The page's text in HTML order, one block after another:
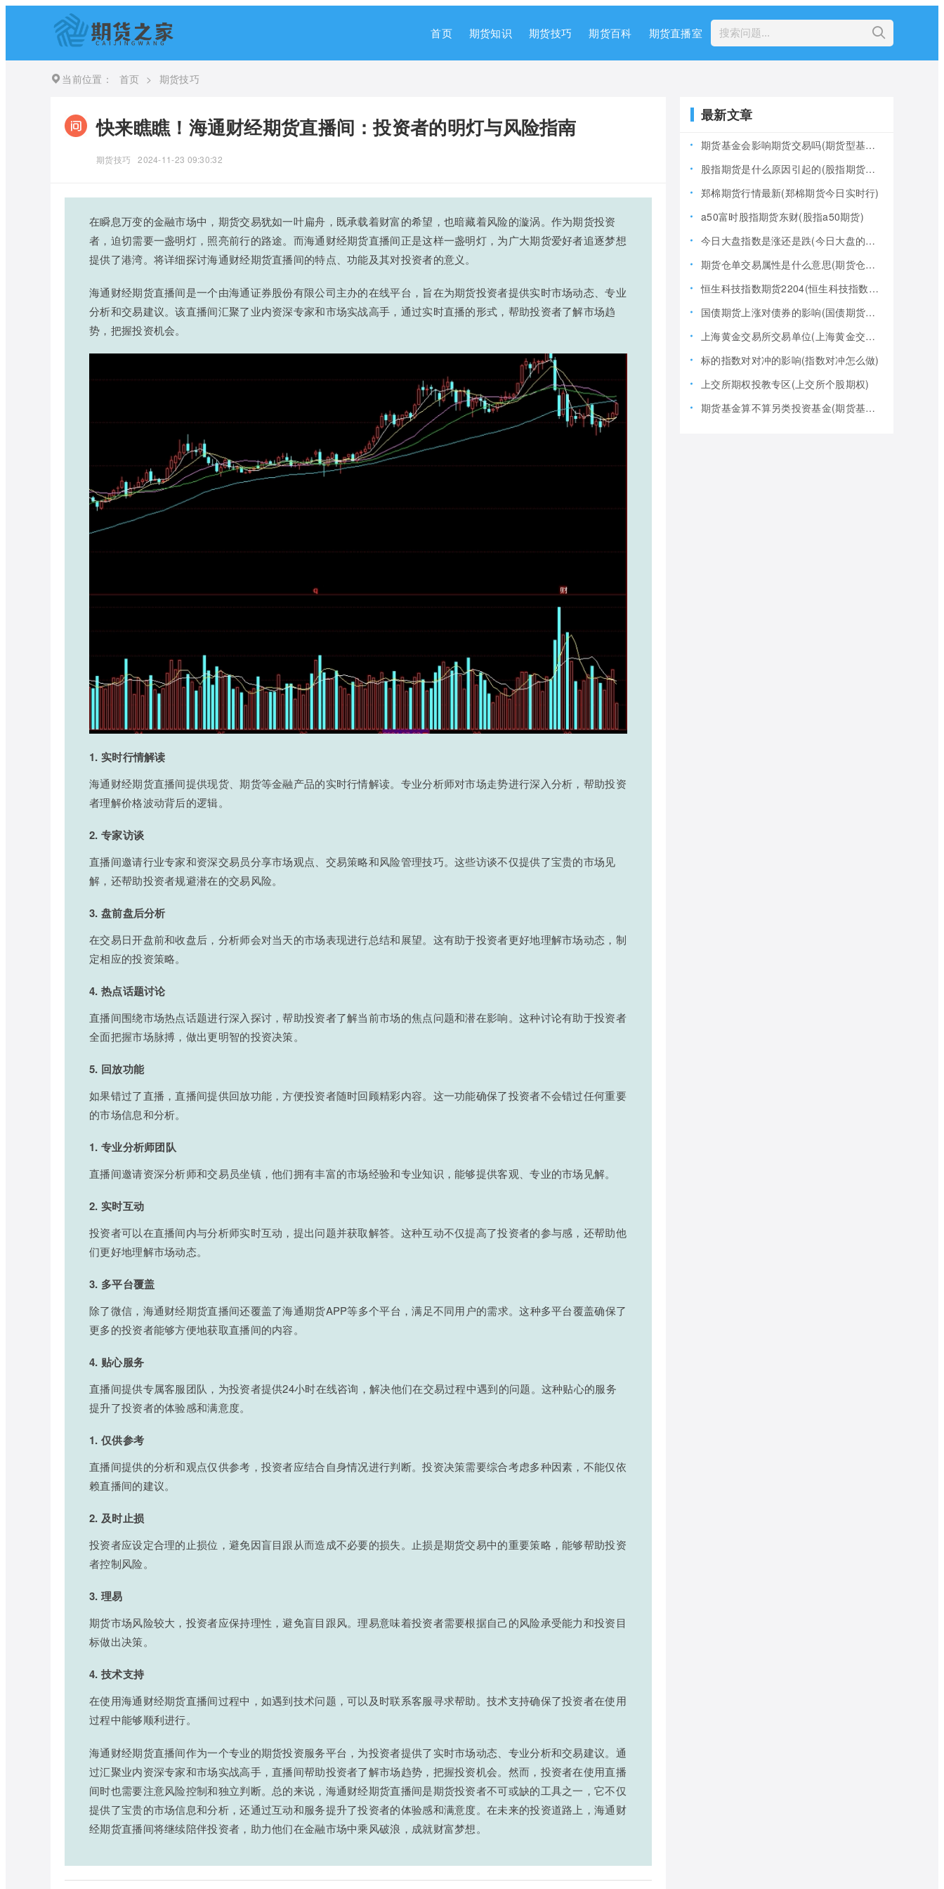
首页 期货知识 期货技巧 期货百科 期货直播室
当前位置： 首页 > 期货技巧
快来瞧瞧！海通财经期货直播间：投资者的明灯与风险指南
期货技巧 2024-11-23 09:30:32
在瞬息万变的金融市场中，期货交易犹如一叶扁舟，既承载着财富的希望，也暗藏着风险的漩涡。作为期货投资
者，迫切需要一盏明灯，照亮前行的路途。而海通财经期货直播间正是这样一盏明灯，为广大期货爱好者追逐梦想
提供了港湾。将详细探讨海通财经期货直播间的特点、功能及其对投资者的意义。
海通财经期货直播间是一个由海通证券股份有限公司主办的在线平台，旨在为期货投资者提供实时市场动态、专业
分析和交易建议。该直播间汇聚了业内资深专家和市场实战高手，通过实时直播的形式，帮助投资者了解市场趋
势，把握投资机会。
1. 实时行情解读
海通财经期货直播间提供现货、期货等金融产品的实时行情解读。专业分析师对市场走势进行深入分析，帮助投资
者理解价格波动背后的逻辑。
2. 专家访谈
直播间邀请行业专家和资深交易员分享市场观点、交易策略和风险管理技巧。这些访谈不仅提供了宝贵的市场见
解，还帮助投资者规避潜在的交易风险。
3. 盘前盘后分析
在交易日开盘前和收盘后，分析师会对当天的市场表现进行总结和展望。这有助于投资者更好地理解市场动态，制
定相应的投资策略。
4. 热点话题讨论
直播间围绕市场热点话题进行深入探讨，帮助投资者了解当前市场的焦点问题和潜在影响。这种讨论有助于投资者
全面把握市场脉搏，做出更明智的投资决策。
5. 回放功能
如果错过了直播，直播间提供回放功能，方便投资者随时回顾精彩内容。这一功能确保了投资者不会错过任何重要
的市场信息和分析。
1. 专业分析师团队
直播间邀请资深分析师和交易员坐镇，他们拥有丰富的市场经验和专业知识，能够提供客观、专业的市场见解。
2. 实时互动
投资者可以在直播间内与分析师实时互动，提出问题并获取解答。这种互动不仅提高了投资者的参与感，还帮助他
们更好地理解市场动态。
3. 多平台覆盖
除了微信，海通财经期货直播间还覆盖了海通期货APP等多个平台，满足不同用户的需求。这种多平台覆盖确保了
更多的投资者能够方便地获取直播间的内容。
4. 贴心服务
直播间提供专属客服团队，为投资者提供24小时在线咨询，解决他们在交易过程中遇到的问题。这种贴心的服务
提升了投资者的体验感和满意度。
1. 仅供参考
直播间提供的分析和观点仅供参考，投资者应结合自身情况进行判断。投资决策需要综合考虑多种因素，不能仅依
赖直播间的建议。
2. 及时止损
投资者应设定合理的止损位，避免因盲目跟从而造成不必要的损失。止损是期货交易中的重要策略，能够帮助投资
者控制风险。
3. 理易
期货市场风险较大，投资者应保持理性，避免盲目跟风。理易意味着投资者需要根据自己的风险承受能力和投资目
标做出决策。
4. 技术支持
在使用海通财经期货直播间过程中，如遇到技术问题，可以及时联系客服寻求帮助。技术支持确保了投资者在使用
过程中能够顺利进行。
海通财经期货直播间作为一个专业的期货投资服务平台，为投资者提供了实时市场动态、专业分析和交易建议。通
过汇聚业内资深专家和市场实战高手，直播间帮助投资者了解市场趋势，把握投资机会。然而，投资者在使用直播
间时也需要注意风险控制和独立判断。总的来说，海通财经期货直播间是期货投资者不可或缺的工具之一，它不仅
提供了宝贵的市场信息和分析，还通过互动和服务提升了投资者的体验感和满意度。在未来的投资道路上，海通财
经期货直播间将继续陪伴投资者，助力他们在金融市场中乘风破浪，成就财富梦想。
最新文章
期货基金会影响期货交易吗(期货型基金风险大吗)
股指期货是什么原因引起的(股指期货产生的原因)
郑棉期货行情最新(郑棉期货今日实时行)
a50富时股指期货东财(股指a50期货)
今日大盘指数是涨还是跌(今日大盘的指数是多少)
期货仓单交易属性是什么意思(期货仓是什么意思)
恒生科技指数期货2204(恒生科技指数期货夜盘)
国债期货上涨对债券的影响(国债期货上涨对债券的影响大吗)
上海黄金交易所交易单位(上海黄金交易所全称)
标的指数对对冲的影响(指数对冲怎么做)
上交所期权投教专区(上交所个股期权)
期货基金算不算另类投资基金(期货基金是期货还是基金)